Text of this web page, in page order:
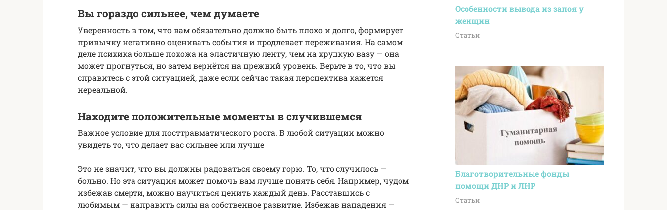
Вы гораздо сильнее, чем думаете
Уверенность в том, что вам обязательно должно быть плохо и долго, формирует
привычку негативно оценивать события и продлевает переживания. На самом
деле психика больше похожа на эластичную ленту, чем на хрупкую вазу — она
может прогнуться, но затем вернётся на прежний уровень. Верьте в то, что вы
справитесь с этой ситуацией, даже если сейчас такая перспектива кажется
нереальной.
Находите положительные моменты в случившемся
Важное условие для посттравматического роста. В любой ситуации можно
увидеть то, что делает вас сильнее или лучше
Это не значит, что вы должны радоваться своему горю. То, что случилось —
больно. Но эта ситуация может помочь вам лучше понять себя. Например, чудом
избежав смерти, можно научиться ценить каждый день. Расставшись с
любимым — направить силы на собственное развитие. Избежав нападения —
Особенности вывода из запоя у
женщин
Статьи
Благотворительные фонды
помощи ДНР и ЛНР
Статьи